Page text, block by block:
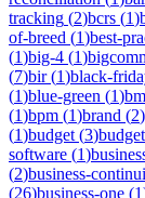
tracking (2)bcrs (1)
of-breed (1)best-
(1)big-4 (1)
(7)bir(1)black-
(1)blue-green (1)
(1)bpm (1)brand (2)
(1)budget (3)
software (1)
(2)business-
(26)business-one (1